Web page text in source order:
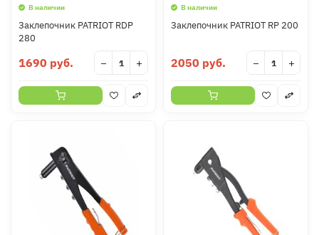
В наличии
Заклепочник PATRIOT RDP
280
1690 руб. − +
В наличии
Заклепочник PATRIOT RP 200
2050 руб. − +